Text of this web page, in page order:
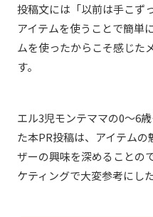
投稿文には「以前は手こず
アイテムを使うことで簡単
ムを使ったからこそ感じた
す。
エル3児モンテママの0〜6
た本PR投稿は、アイテム
ザーの興味を深めることの
ケティングで大変参考にし